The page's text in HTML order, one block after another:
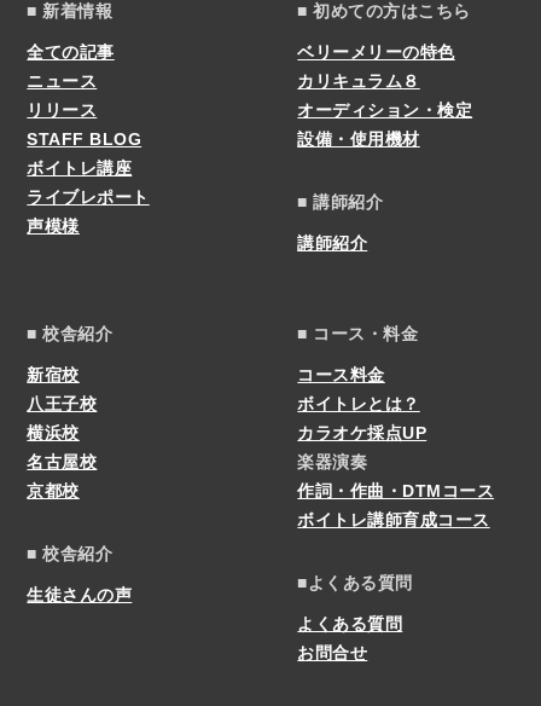
■ 新着情報
全ての記事
ニュース
リリース
STAFF BLOG
ボイトレ講座
ライブレポート
声模様
■ 初めての方はこちら
ベリーメリーの特色
カリキュラム８
オーディション・検定
設備・使用機材
■ 講師紹介
講師紹介
■ 校舎紹介
新宿校
八王子校
横浜校
名古屋校
京都校
■ 校舎紹介
生徒さんの声
■ コース・料金
コース料金
ボイトレとは？
カラオケ採点UP
楽器演奏
作詞・作曲・DTMコース
ボイトレ講師育成コース
■よくある質問
よくある質問
お問合せ